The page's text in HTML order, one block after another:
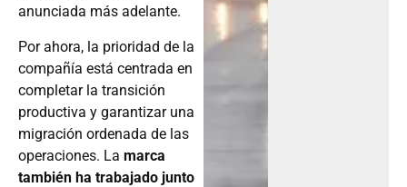
anunciada más adelante.
Por ahora, la prioridad de la
compañía está centrada en
completar la transición
productiva y garantizar una
migración ordenada de las
operaciones. La marca
también ha trabajado junto